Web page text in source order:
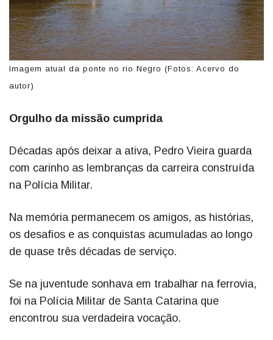
Imagem atual da ponte no rio Negro (Fotos: Acervo do
autor)
Orgulho da missão cumprida
Décadas após deixar a ativa, Pedro Vieira guarda
com carinho as lembranças da carreira construída
na Polícia Militar.
Na memória permanecem os amigos, as histórias,
os desafios e as conquistas acumuladas ao longo
de quase três décadas de serviço.
Se na juventude sonhava em trabalhar na ferrovia,
foi na Polícia Militar de Santa Catarina que
encontrou sua verdadeira vocação.